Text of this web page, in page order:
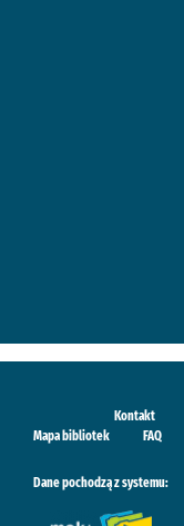
Kontakt
Mapa bibliotek
FAQ
Dane pochodzą z systemu: